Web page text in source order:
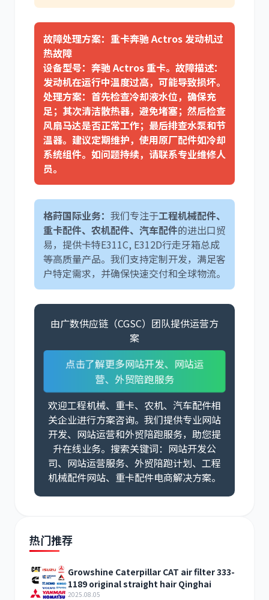
故障处理方案：重卡奔驰 Actros 发动机过
热故障
设备型号：奔驰 Actros 重卡。故障描述：
发动机在运行中温度过高，可能导致损坏。
处理方案：首先检查冷却液水位，确保充
足；其次清洁散热器，避免堵塞；然后检查
风扇马达是否正常工作；最后排查水泵和节
温器。建议定期维护，使用原厂配件如冷却
系统组件。如问题持续，请联系专业维修人
员。
格莳国际业务： 我们专注于工程机械配件、
重卡配件、农机配件、汽车配件的进出口贸
易，提供卡特E311C, E312D行走牙箱总成
等高质量产品。我们支持定制开发，满足客
户特定需求，并确保快速交付和全球物流。
由广数供应链（CGSC）团队提供运营方
案
点击了解更多网站开发、网站运
营、外贸陪跑服务
欢迎工程机械、重卡、农机、汽车配件相
关企业进行方案咨询。我们提供专业网站
开发、网站运营和外贸陪跑服务，助您提
升在线业务。搜索关键词：网站开发公
司、网站运营服务、外贸陪跑计划、工程
机械配件网站、重卡配件电商解决方案。
热门推荐
Growshine Caterpillar CAT air filter 333-
1189 original straight hair Qinghai
2025.08.05